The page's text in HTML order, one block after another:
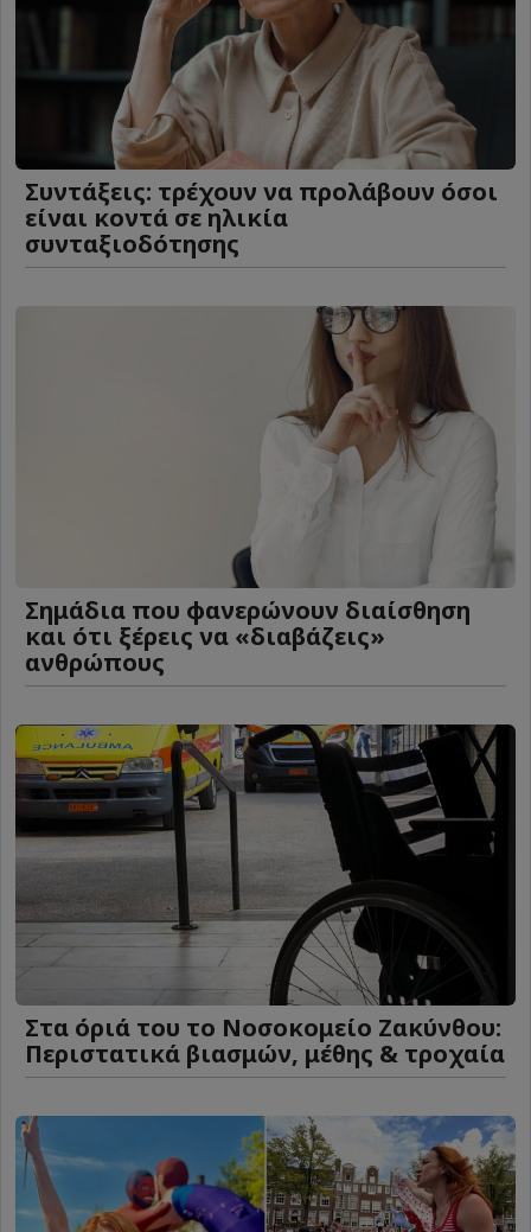
Συντάξεις: τρέχουν να προλάβουν όσοι
είναι κοντά σε ηλικία
συνταξιοδότησης
Σημάδια που φανερώνουν διαίσθηση
και ότι ξέρεις να «διαβάζεις»
ανθρώπους
Στα όριά του το Νοσοκομείο Ζακύνθου:
Περιστατικά βιασμών, μέθης & τροχαία